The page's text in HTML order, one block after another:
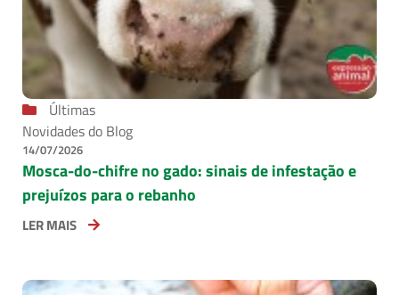
Últimas
Novidades do Blog
14/07/2026
Mosca-do-chifre no gado: sinais de infestação e
prejuízos para o rebanho
LER MAIS